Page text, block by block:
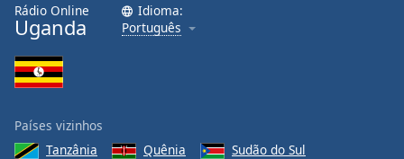
Rádio Online
Uganda
Idioma:
Português
Países vizinhos
Tanzânia
Quênia
Sudão do Sul